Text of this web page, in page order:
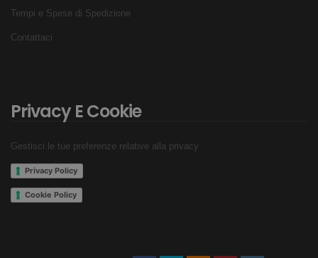
Tempi e Spese di Spedizione
Contattaci
Privacy E Cookie
Gestisci le tue preferenze relative alla privacy
Privacy Policy
Cookie Policy